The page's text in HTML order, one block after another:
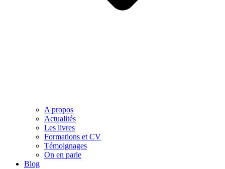
A propos
Actualités
Les livres
Formations et CV
Témoignages
On en parle
Blog